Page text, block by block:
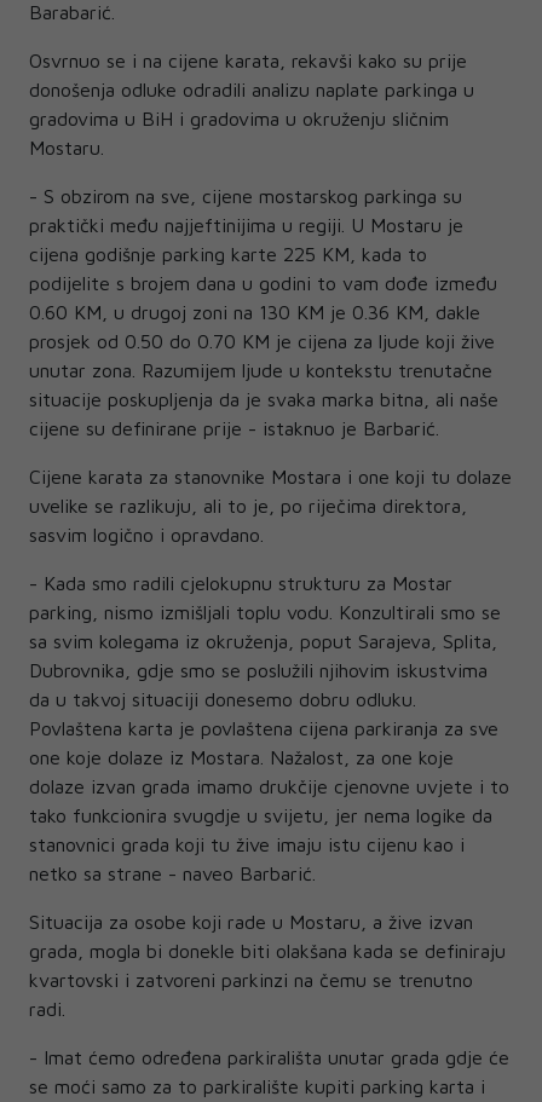
Barabarić.
Osvrnuo se i na cijene karata, rekavši kako su prije
donošenja odluke odradili analizu naplate parkinga u
gradovima u BiH i gradovima u okruženju sličnim
Mostaru.
- S obzirom na sve, cijene mostarskog parkinga su
praktički među najjeftinijima u regiji. U Mostaru je
cijena godišnje parking karte 225 KM, kada to
podijelite s brojem dana u godini to vam dođe između
0.60 KM, u drugoj zoni na 130 KM je 0.36 KM, dakle
prosjek od 0.50 do 0.70 KM je cijena za ljude koji žive
unutar zona. Razumijem ljude u kontekstu trenutačne
situacije poskupljenja da je svaka marka bitna, ali naše
cijene su definirane prije - istaknuo je Barbarić.
Cijene karata za stanovnike Mostara i one koji tu dolaze
uvelike se razlikuju, ali to je, po riječima direktora,
sasvim logično i opravdano.
- Kada smo radili cjelokupnu strukturu za Mostar
parking, nismo izmišljali toplu vodu. Konzultirali smo se
sa svim kolegama iz okruženja, poput Sarajeva, Splita,
Dubrovnika, gdje smo se poslužili njihovim iskustvima
da u takvoj situaciji donesemo dobru odluku.
Povlaštena karta je povlaštena cijena parkiranja za sve
one koje dolaze iz Mostara. Nažalost, za one koje
dolaze izvan grada imamo drukčije cjenovne uvjete i to
tako funkcionira svugdje u svijetu, jer nema logike da
stanovnici grada koji tu žive imaju istu cijenu kao i
netko sa strane - naveo Barbarić.
Situacija za osobe koji rade u Mostaru, a žive izvan
grada, mogla bi donekle biti olakšana kada se definiraju
kvartovski i zatvoreni parkinzi na čemu se trenutno
radi.
- Imat ćemo određena parkirališta unutar grada gdje će
se moći samo za to parkiralište kupiti parking karta i